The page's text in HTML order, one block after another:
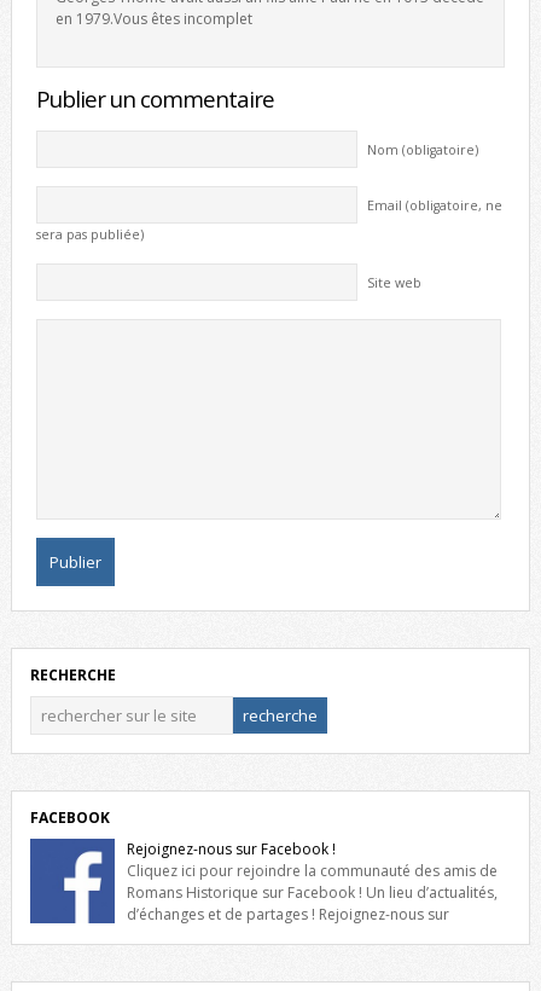
en 1979.Vous êtes incomplet
Publier un commentaire
Nom (obligatoire)
Email (obligatoire, ne
sera pas publiée)
Site web
RECHERCHE
FACEBOOK
Rejoignez-nous sur Facebook !
Cliquez ici pour rejoindre la communauté des amis de
Romans Historique sur Facebook ! Un lieu d’actualités,
d’échanges et de partages ! Rejoignez-nous sur